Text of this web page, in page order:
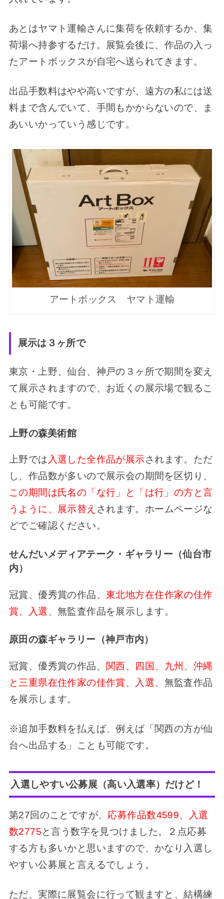
あとはヤマト運輸さんに集荷を依頼するか、集
荷場へ持参するだけ。 展覧会後に、作品の入っ
たアートボックスが自宅へ送られてきます。
出品手数料はやや高いですが、遠方の私には送
料まで含んでいて、手間もかからないので、ま
あいいかっていう感じです。
アートボックス ヤマト運輸
展示は３ヶ所で
東京・上野、仙台、神戸の３ヶ所で期間を変え
て展示されますので、お近くの展示場で観るこ
とも可能です。
上野の森美術館
上野では 入選した全作品が展示されます。ただ
し、作品数が多いので展示会の期間を区切り、
この期間は氏名の「な行」と「は行」の方と言
うように、展示替え されます。ホームページな
どでご確認ください。
せんだいメディアテーク・ギャラリー（仙台市
内）
冠賞、優秀賞の作品、東北地方在住作家の佳作
賞、入選 、無監査作品を展示します。
原田の森ギャラリー（神戸市内）
冠賞、優秀賞の作品、 関西、四国、九州、沖縄
と三重県在住作家の佳作賞、入選、無監査作品
を展示します。
※追加手数料を払えば、例えば「関西の方が仙
台へ出品する」ことも可能です。
入選しやすい公募展 （高い入選率）だけど！
第27回のことですが、 応募作品数4599、入選
数2775と言う数字を見つけました。２点応募
する方も多いかと思いますので、かなり入選し
やすい公募展と言えるでしょう。
ただ、実際に展覧会に行って観ますと、結構練